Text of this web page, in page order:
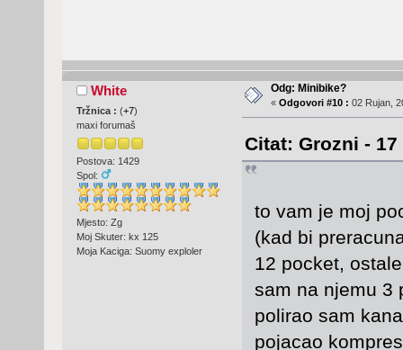
White
Tržnica : (+7)
maxi forumaš
Postova: 1429
Spol:
Mjesto: Zg
Moj Skuter: kx 125
Moja Kaciga: Suomy exploler
Odg: Minibike?
« Odgovori #10 : 02 Rujan,
Citat: Grozni -
to vam je moj
(kad bi
12 pocket,
sam na njemu 3
polirao sam
pojacao